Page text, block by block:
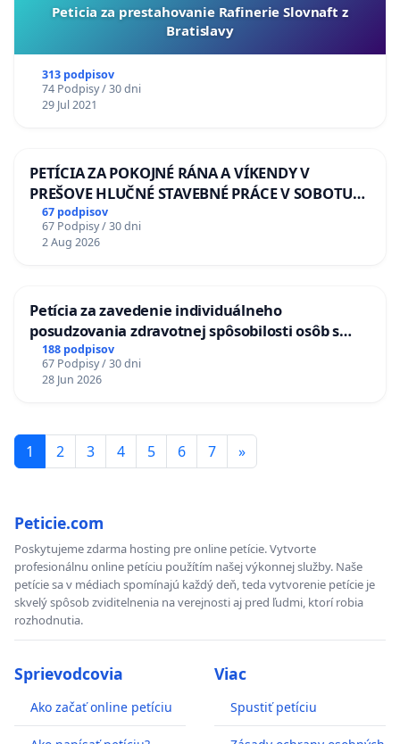
Peticia za prestahovanie Rafinerie Slovnaft z
Bratislavy
313 podpisov
74 Podpisy / 30 dni
29 Jul 2021
PETÍCIA ZA POKOJNÉ RÁNA A VÍKENDY V
PREŠOVE HLUČNÉ STAVEBNÉ PRÁCE V SOBOTU
LEN OD 9.00 DO 13.00 HOD., CEZ PRACOVNÝ
TÝŽDEŇ CIEĽ 8.00 – 18.00 HOD. A PRAVIDELNÁ
KONTROLA STAVBY C-AREA NA
67 podpisov
67 Podpisy / 30 dni
2 Aug 2026
Petícia za zavedenie individuálneho
posudzovania zdravotnej spôsobilosti osôb s
diabetom 1. a 2. typu pri prijímaní do
Policajného zboru SR
188 podpisov
67 Podpisy / 30 dni
28 Jun 2026
1 2 3 4 5 6 7 »
Peticie.com
Poskytujeme zdarma hosting pre online petície. Vytvorte
profesionálnu online petíciu použítím našej výkonnej služby. Naše
petície sa v médiach spomínajú každý deň, teda vytvorenie petície je
skvelý spôsob zviditelnenia na verejnosti aj pred ľudmi, ktorí robia
rozhodnutia.
Sprievodcovia
Ako začať online petíciu
Viac
Spustiť petíciu